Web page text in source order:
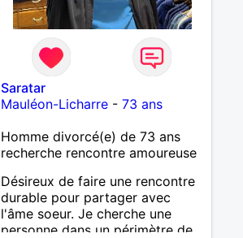
Saratar
Mauléon-Licharre- 73 ans
Homme divorcé(e) de 73 ans
recherche rencontre amoureuse
Désireux de faire une rencontre
durable pour partager avec
l'âme soeur. Je cherche une
personne dans un périmètre de